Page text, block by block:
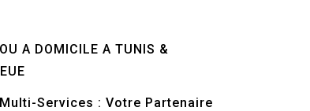
A DOMICILE A TUNIS &
Services : Votre Partenaire